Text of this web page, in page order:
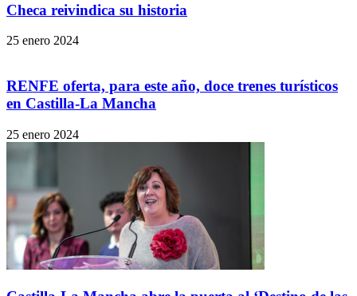
Checa reivindica su historia
25 enero 2024
RENFE oferta, para este año, doce trenes turísticos
en Castilla-La Mancha
25 enero 2024